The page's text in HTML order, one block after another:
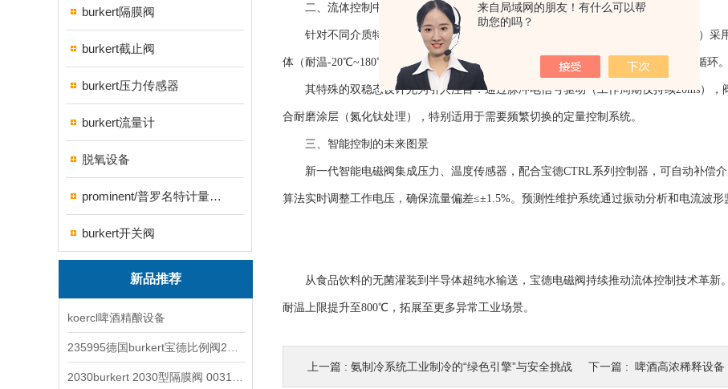
来自局域网的朋友！有什么可以帮
助您的吗？
burkert隔膜阀
burkert截止阀
burkert压力传感器
burkert流量计
脱氧设备
prominent/普罗名特计量泵系列
burkert开关阀
新品推荐
koercl啤酒精酿设备
二、流体控制中的精密构造
针对不同介质特性，宝德开发出多种流道结构：对于高粘度流体（如聚合物熔体）采
体（耐温-20℃~180℃），通过有限元分析优化应力分布，使用寿命超过100万次启闭循环。
其特殊的双稳态设计尤为引人注目：通过脉冲电信号驱动（工作周期仅持续20ms），
合耐磨涂层（氮化钛处理），特别适用于需要频繁切换的定量控制系统。
三、智能控制的未来图景
新一代智能电磁阀集成压力、温度传感器，配合宝德CTRL系列控制器，可自动补偿
算法实时调整工作电压，确保流量偏差≤±1.5%。预测性维护系统通过振动分析和电流波形
从食品饮料的无菌灌装到半导体超纯水输送，宝德电磁阀持续推动流体控制技术革新
耐温上限提升至800℃，拓展至更多异常工业场景。
上一篇 : 氨制冷系统工业制冷的“绿色引擎”与安全挑战 下一篇 : 啤酒高浓稀释设备：提